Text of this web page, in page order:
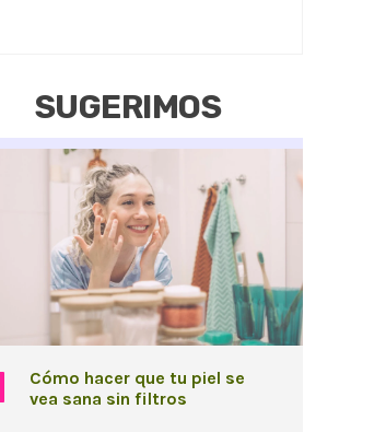
SUGERIMOS
Cómo hacer que tu piel se
vea sana sin filtros